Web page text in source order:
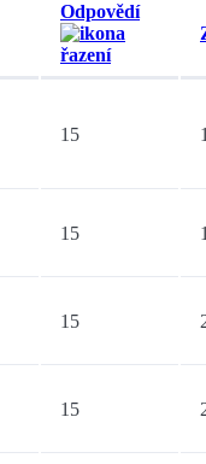
Odpovědí
15
15
15
15